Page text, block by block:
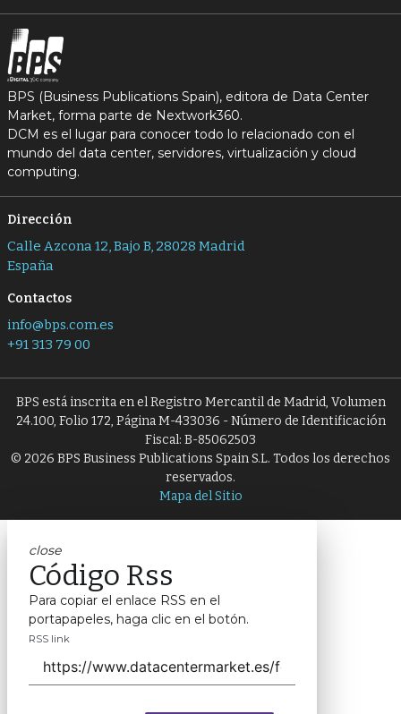
BPS (Business Publications Spain), editora de Data Center
Market, forma parte de Nextwork360.
DCM es el lugar para conocer todo lo relacionado con el
mundo del data center, servidores, virtualización y cloud
computing.
Dirección
Calle Azcona 12, Bajo B, 28028 Madrid
España
Contactos
info@bps.com.es
+91 313 79 00
BPS está inscrita en el Registro Mercantil de Madrid, Volumen
24.100, Folio 172, Página M-433036 - Número de Identificación
Fiscal: B-85062503
© 2026 BPS Business Publications Spain S.L. Todos los derechos
reservados.
Mapa del Sitio
close
Código Rss
Para copiar el enlace RSS en el
portapapeles, haga clic en el botón.
RSS link